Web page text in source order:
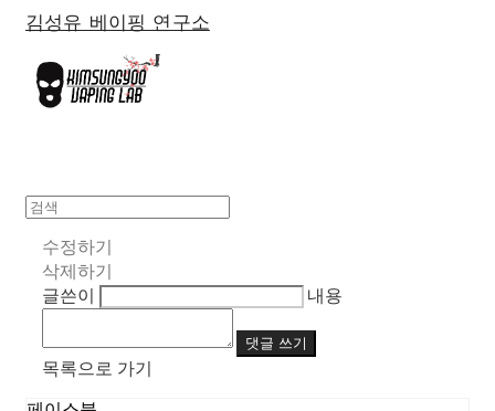
김성유 베이핑 연구소
수정하기
삭제하기
글쓴이
내용
댓글 쓰기
목록으로 가기